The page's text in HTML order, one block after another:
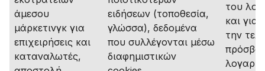
άμεσου
μάρκετινγκ για
επιχειρήσεις και
καταναλωτές,
ειδήσεων (τοποθεσία,
γλώσσα), δεδομένα
που συλλέγονται μέσω
διαφημιστικών
του
και για
την